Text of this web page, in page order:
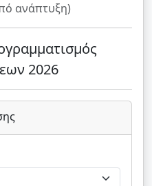
ανάπτυξη)
2026